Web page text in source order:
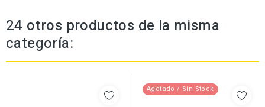
24 otros productos de la misma
categoría:
Agotado / Sin Stock